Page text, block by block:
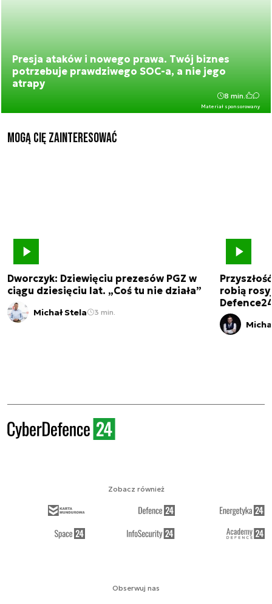
Presja ataków i nowego prawa. Twój biznes
potrzebuje prawdziwego SOC-a, a nie jego
atrapy
Materiał sponsorowany
8 min.
Mogą Cię zainteresować
Dworczyk: Dziewięciu prezesów PGZ w
ciągu dziesięciu lat. „Coś tu nie działa”
Michał Stela 3 min.
robią
Obserwuj nas
Zobacz również